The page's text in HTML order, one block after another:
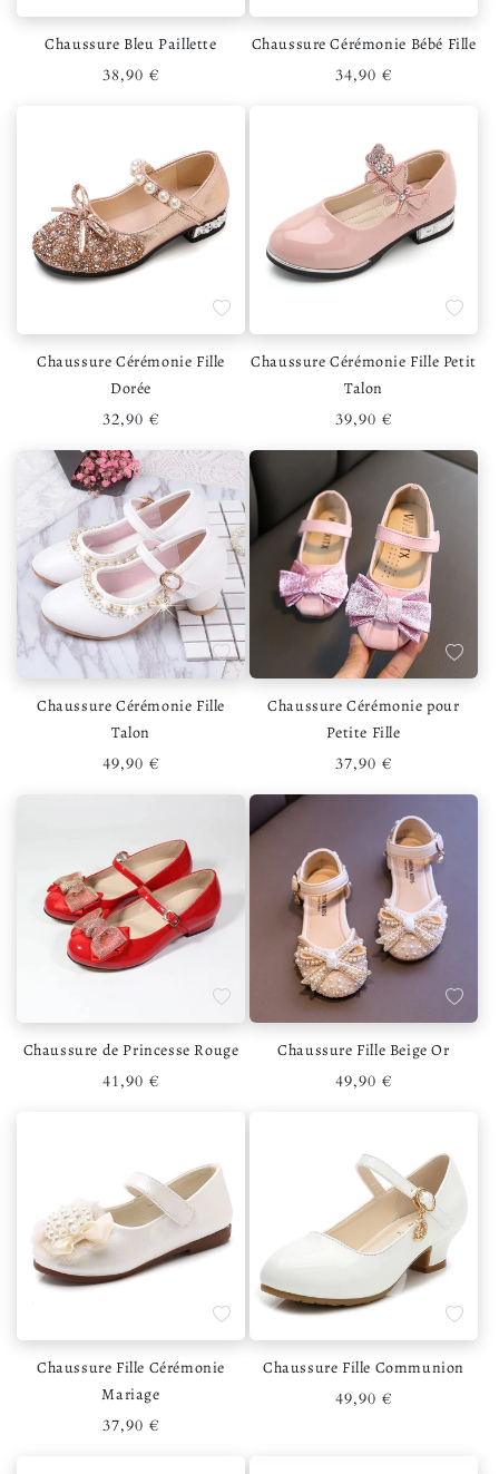
Chaussure Bleu Paillette
Prix habituel
38,90 €
Chaussure Cérémonie Bébé Fille
Prix habituel
34,90 €
Ajouter à la liste de souhaits
Chaussure Cérémonie Fille
Dorée
Prix habituel
32,90 €
Ajouter
Chaussure Cérémonie Fille Petit
Talon
Prix habituel
39,90 €
Ajouter à la liste de souhaits
Chaussure Cérémonie Fille
Talon
Prix habituel
49,90 €
Ajouter
Chaussure Cérémonie pour
Petite Fille
Prix habituel
37,90 €
Ajouter à la liste de souhaits
Chaussure de Princesse Rouge
Prix habituel
41,90 €
Ajouter
Chaussure Fille Beige Or
Prix habituel
49,90 €
Ajouter à la liste de souhaits
Chaussure Fille Cérémonie
Mariage
Prix habituel
37,90 €
Ajouter
Chaussure Fille Communion
Prix habituel
49,90 €